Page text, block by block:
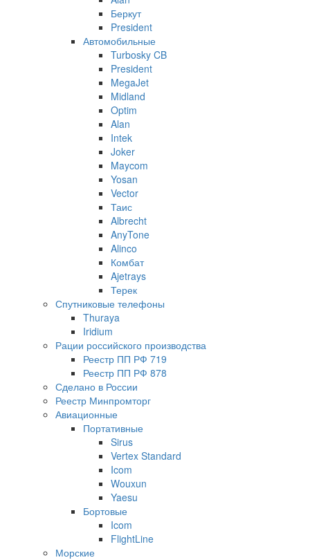
Беркут
President
Автомобильные
Turbosky CB
President
MegaJet
Midland
Optim
Alan
Intek
Joker
Maycom
Yosan
Vector
Таис
Albrecht
AnyTone
Alinco
Комбат
Ajetrays
Терек
Спутниковые телефоны
Thuraya
Iridium
Рации российского производства
Реестр ПП РФ 719
Реестр ПП РФ 878
Сделано в России
Реестр Минпромторг
Авиационные
Портативные
Sirus
Vertex Standard
Icom
Wouxun
Yaesu
Бортовые
Icom
FlightLine
Морские